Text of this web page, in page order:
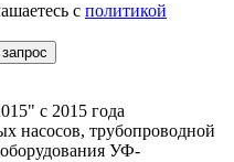
с политикой
с 2015 года
насосов, трубопроводной
УФ-